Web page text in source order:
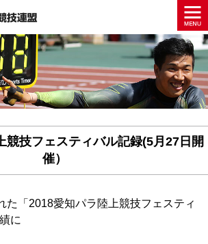
競技フェスティバル記録(5月27日開
催）
た「2018愛知パラ陸上競技フェスティ
に